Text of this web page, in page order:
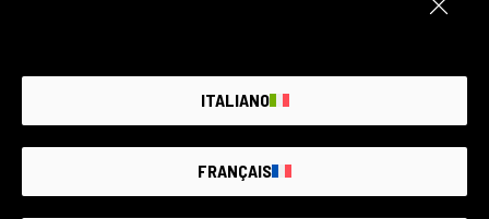
ITALIANO
FRANÇAIS